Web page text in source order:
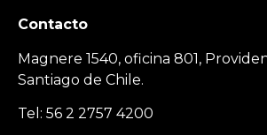
Contacto
Magnere 1540, oficina 801,
Santiago de Chile.
Tel: 56 2 2757 4200